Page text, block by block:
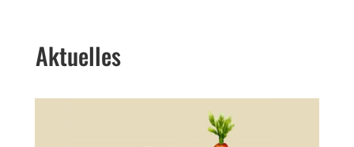
Aktuelles